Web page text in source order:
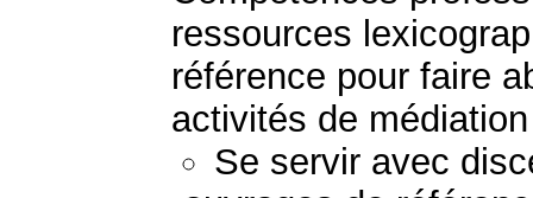
ressources
référence pour faire
activités de
Se servir avec